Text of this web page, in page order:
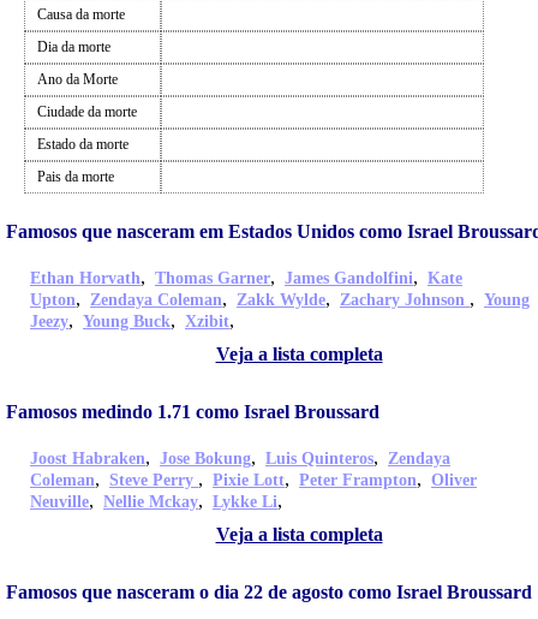
Causa da morte
Dia da morte
Ano da Morte
Ciudade da morte
Estado da morte
Pais da morte
Famosos que nasceram em Estados Unidos como Israel
Ethan Horvath, Thomas Garner, James Gandolfini, Kate
Upton, Zendaya Coleman, Zakk Wylde, Zachary Johnson , Young
Jeezy, Young Buck, Xzibit,
Veja a lista completa
Famosos medindo 1.71 como Israel Broussard
Joost Habraken, Jose Bokung, Luis Quinteros, Zendaya
Coleman, Steve Perry , Pixie Lott, Peter Frampton, Oliver
Neuville, Nellie Mckay, Lykke Li,
Veja a lista completa
Famosos que nasceram o dia 22 de agosto como Israel Broussard